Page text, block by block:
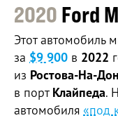
2020 Ford
Этот автомобиль
за $9 900 в 2022
из Ростова-На-
в порт Клайпеда.
автомобиля «под